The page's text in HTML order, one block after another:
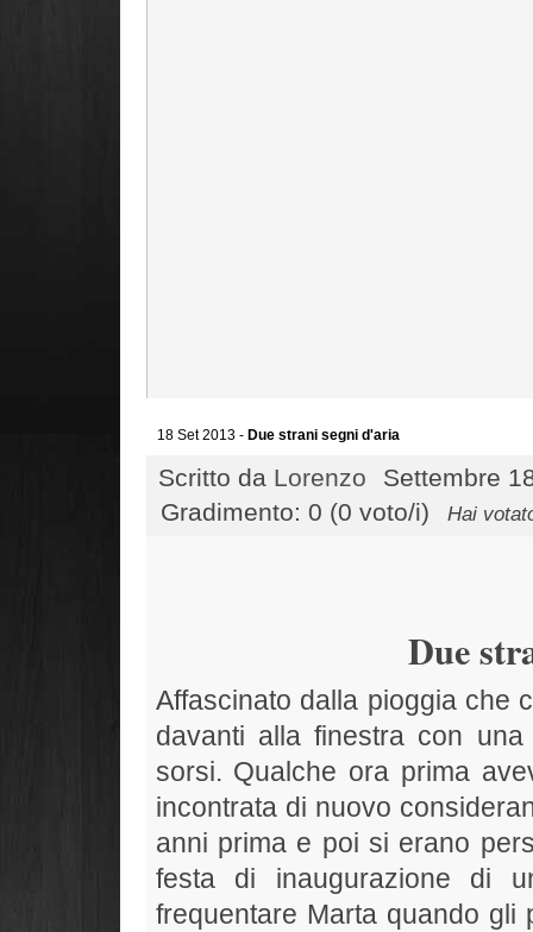
18 Set 2013 - Due strani segni d'aria
Scritto da Lorenzo
Settembre
Gradimento: 0 (0 voto/i)
Hai
Due
Affascinato dalla pioggia che
davanti alla finestra con
sorsi. Qualche ora prima
incontrata di nuovo
anni prima e poi si erano
festa di inaugurazione di
frequentare Marta quando gli